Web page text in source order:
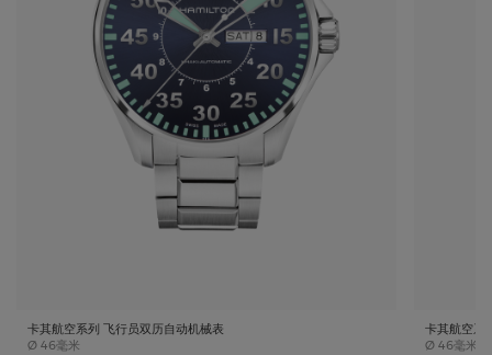
卡其航空系列 飞行员双历自动机械表
Ø Case size
46毫米
卡其航空
Ø Case size
46毫米